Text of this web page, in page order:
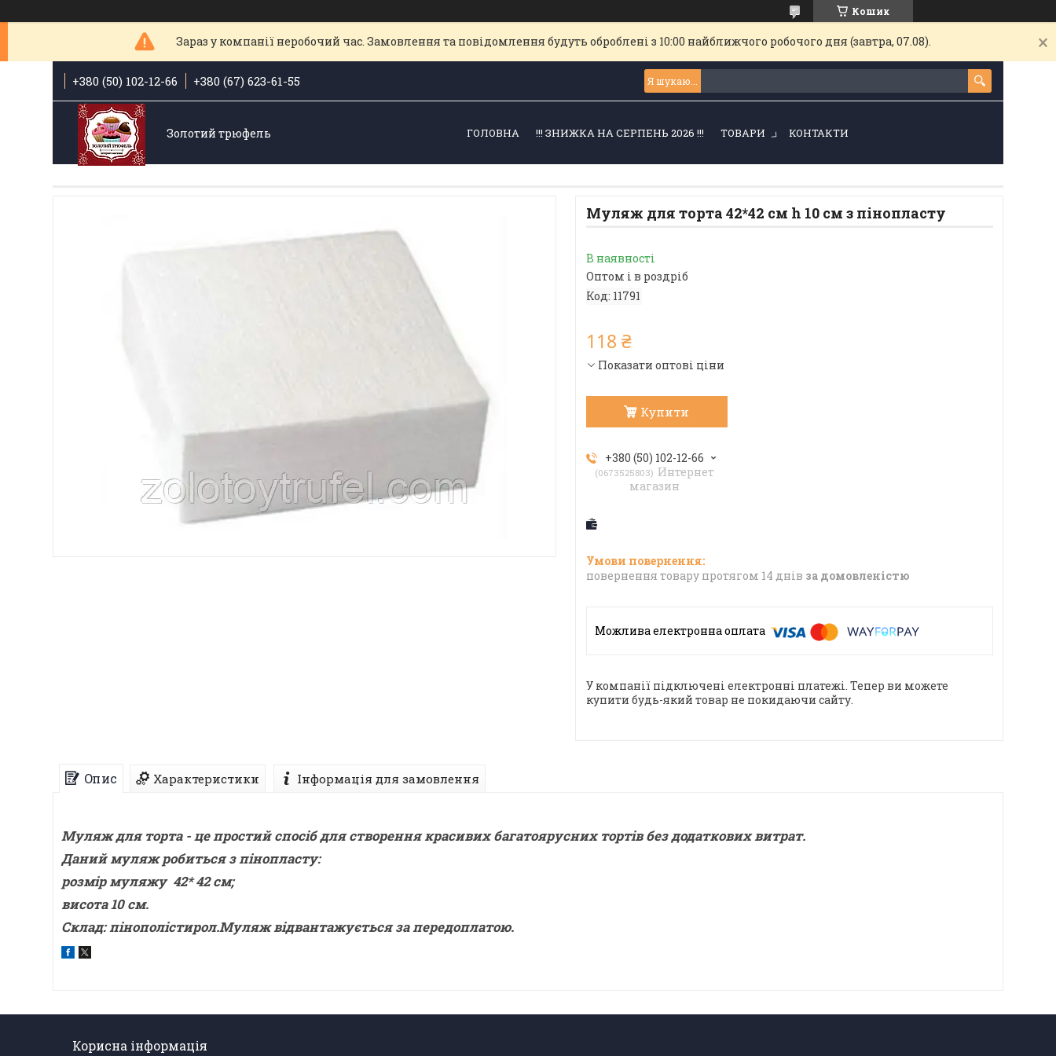
Кошик
Зараз у компанії неробочий час. Замовлення та повідомлення будуть оброблені з 10:00 найближчого робочого дня (завтра, 07.08).
+380 (50) 102-12-66 +380 (67) 623-61-55
Золотий трюфель ГОЛОВНА !!! ЗНИЖКА НА СЕРПЕНЬ 2026 !!! ТОВАРИ КОНТАКТИ
Муляж для торта 42*42 см h 10 см з пінопласту
В наявності
Оптом і в роздріб
Код: 11791
118 ₴
Показати оптові ціни
Купити
+380 (50) 102-12-66
0673525803
Интернет
магазин
повернення товару протягом 14 днів за домовленістю
У компанії підключені електронні платежі. Тепер ви можете
купити будь-який товар не покидаючи сайту.
Опис Характеристики Інформація для замовлення
Муляж для торта - це простий спосіб для створення красивих багатоярусних тортів без додаткових витрат.
Даний муляж робиться з пінопласту:
розмір муляжу 42* 42 см;
висота 10 см.
Склад: пінополістирол.Муляж відвантажується за передоплатою.
Корисна інформація